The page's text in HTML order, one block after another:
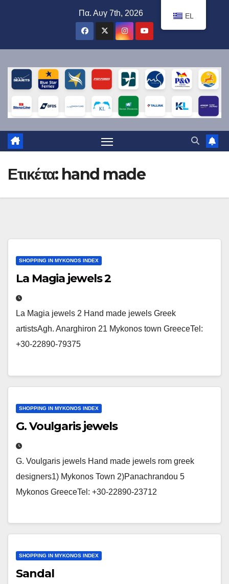
Πα. Αυγ 7th, 2026
Ετικέτα: hand made
SHOPPING IN MYKONOS INDEX
La Magia jewels 2
La Magia jewels 2 Hand made jewels Greek
artistsAgh. Anarghiron 21 Mykonos town GreeceTel:
+30-22890-79375
SHOPPING IN MYKONOS INDEX
G. Voulgaris jewels
G. Voulgaris jewels Hand made jewels rom greek
designers1) Mykonos Town 2)Panachrandou 5
Mykonos GreeceTel: +30-22890-23712
SHOPPING IN MYKONOS INDEX
Sandal
EL